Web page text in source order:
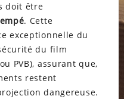
doit être
. Cette
exceptionnelle du
du film
PVB), assurant que,
restent
dangereuse.